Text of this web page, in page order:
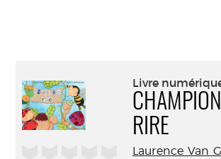
Livre
RIRE
Laurence Van